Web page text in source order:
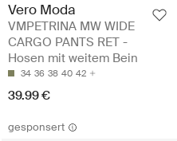
Vero Moda
VMPETRINA MW WIDE
CARGO PANTS RET -
Hosen mit weitem Bein
34 36 38 40 42
39.99 €
gesponsert